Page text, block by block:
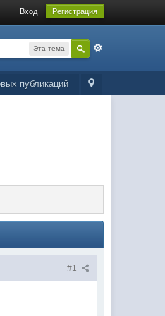
Вход Регистрация
Эта тема
публикаций
#1